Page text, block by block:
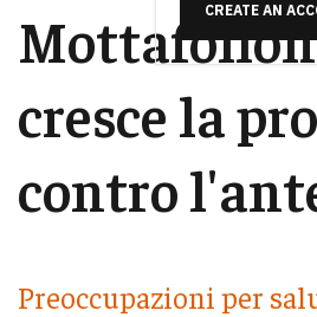
CREATE AN
cresce la
contro
Preoccupazioni per